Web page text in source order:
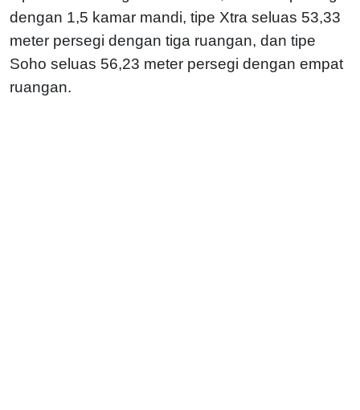
dengan 1,5 kamar mandi, tipe Xtra seluas 53,33
meter persegi dengan tiga ruangan, dan tipe
Soho seluas 56,23 meter persegi dengan empat
ruangan.